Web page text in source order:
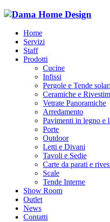
Home
Servizi
Staff
Prodotti
Cucine
Infissi
Pergole e Tende
Ceramiche e
Vetrate Panoramiche
Arredamento
Pavimenti in legno e
Porte
Outdoor
Letti e Divani
Tavoli e Sedie
Carte da parati e
Scale
Tende Interne
Show Room
Outlet
News
Contatti